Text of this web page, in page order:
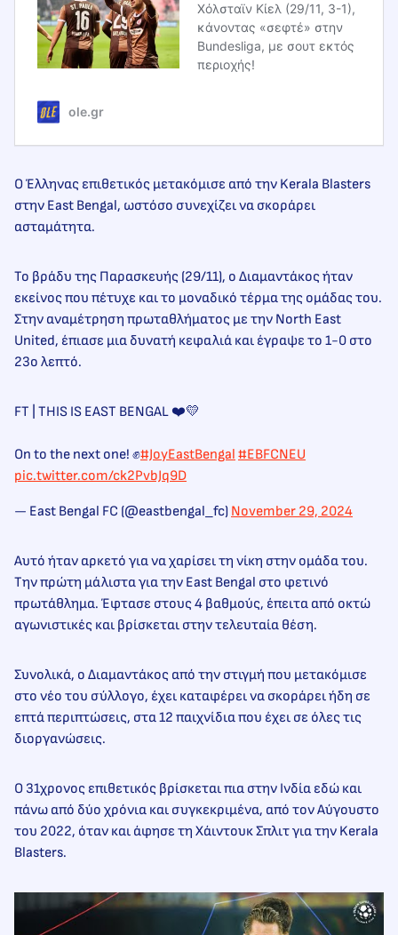
Χόλσταϊν Κίελ (29/11, 3-1),
κάνοντας «σεφτέ» στην
Bundesliga, με σουτ εκτός
περιοχής!
ole.gr
Ο Έλληνας επιθετικός μετακόμισε από την Kerala Blasters
στην East Bengal, ωστόσο συνεχίζει να σκοράρει
ασταμάτητα.
Το βράδυ της Παρασκευής (29/11), ο Διαμαντάκος ήταν
εκείνος που πέτυχε και το μοναδικό τέρμα της ομάδας του.
Στην αναμέτρηση πρωταθλήματος με την North East
United, έπιασε μια δυνατή κεφαλιά και έγραψε το 1-0 στο
23ο λεπτό.
FT | THIS IS EAST BENGAL ❤️💛
On to the next one! ✊#JoyEastBengal #EBFCNEU
pic.twitter.com/ck2PvbJq9D
— East Bengal FC (@eastbengal_fc) November 29, 2024
Αυτό ήταν αρκετό για να χαρίσει τη νίκη στην ομάδα του.
Την πρώτη μάλιστα για την East Bengal στο φετινό
πρωτάθλημα. Έφτασε στους 4 βαθμούς, έπειτα από οκτώ
αγωνιστικές και βρίσκεται στην τελευταία θέση.
Συνολικά, ο Διαμαντάκος από την στιγμή που μετακόμισε
στο νέο του σύλλογο, έχει καταφέρει να σκοράρει ήδη σε
επτά περιπτώσεις, στα 12 παιχνίδια που έχει σε όλες τις
διοργανώσεις.
Ο 31χρονος επιθετικός βρίσκεται πια στην Ινδία εδώ και
πάνω από δύο χρόνια και συγκεκριμένα, από τον Αύγουστο
του 2022, όταν και άφησε τη Χάιντουκ Σπλιτ για την Kerala
Blasters.